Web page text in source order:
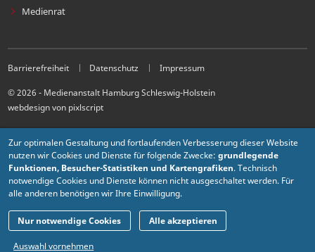
Medienrat
Barrierefreiheit Datenschutz Impressum
© 2026 - Medienanstalt Hamburg Schleswig-Holstein
webdesign von pixlscript
Zur optimalen Gestaltung und fortlaufenden Verbesserung dieser Website
nutzen wir Cookies und Dienste für folgende Zwecke: grundlegende
Funktionen, Besucher-Statistiken und Kartengrafiken. Technisch
notwendige Cookies und Dienste können nicht ausgeschaltet werden. Für
alle anderen benötigen wir Ihre Einwilligung.
Auswahl vornehmen
Nur notwendige Cookies Alle akzeptieren